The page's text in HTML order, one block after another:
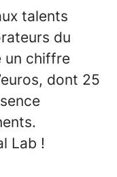
talents
du
un chiffre
dont 25
Lab !